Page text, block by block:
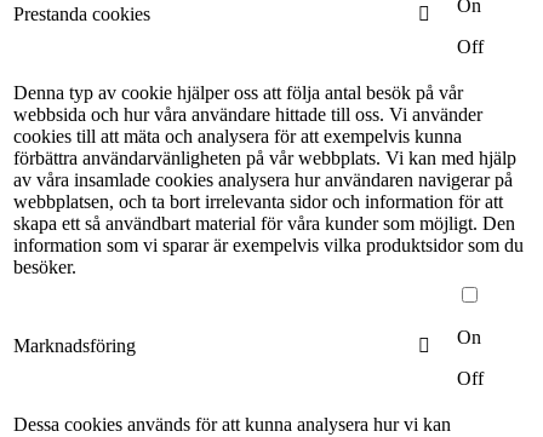
Prestanda cookies
On
Off
Denna typ av cookie hjälper oss att följa antal besök på vår
webbsida och hur våra användare hittade till oss. Vi använder
cookies till att mäta och analysera för att exempelvis kunna
förbättra användarvänligheten på vår webbplats. Vi kan med hjälp
av våra insamlade cookies analysera hur användaren navigerar på
webbplatsen, och ta bort irrelevanta sidor och information för att
skapa ett så användbart material för våra kunder som möjligt. Den
information som vi sparar är exempelvis vilka produktsidor som du
besöker.
Marknadsföring
On
Off
Dessa cookies används för att kunna analysera hur vi kan